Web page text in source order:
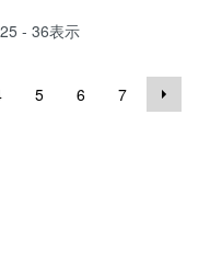
25 - 36表示
5 6 7